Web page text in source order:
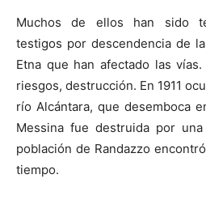
Muchos de ellos han sido
testigos por descendencia de
Etna que han afectado las
riesgos, destrucción. En 1911
río Alcántara, que desemboca
Messina fue destruida por
población de Randazzo
tiempo.